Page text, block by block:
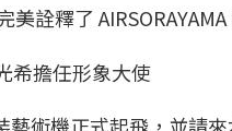
詮釋了
希擔任形象大使